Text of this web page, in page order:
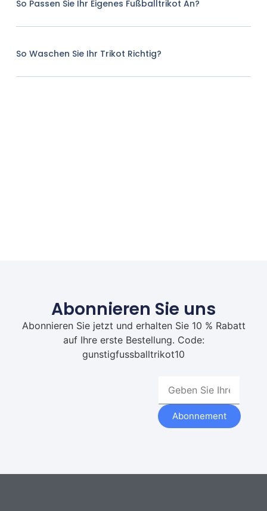
So Passen Sie Ihr Eigenes Fußballtrikot An?
So Waschen Sie Ihr Trikot Richtig?
Abonnieren Sie uns
Abonnieren Sie jetzt und erhalten Sie 10 % Rabatt
auf Ihre erste Bestellung. Code:
gunstigfussballtrikot10
Abonnement